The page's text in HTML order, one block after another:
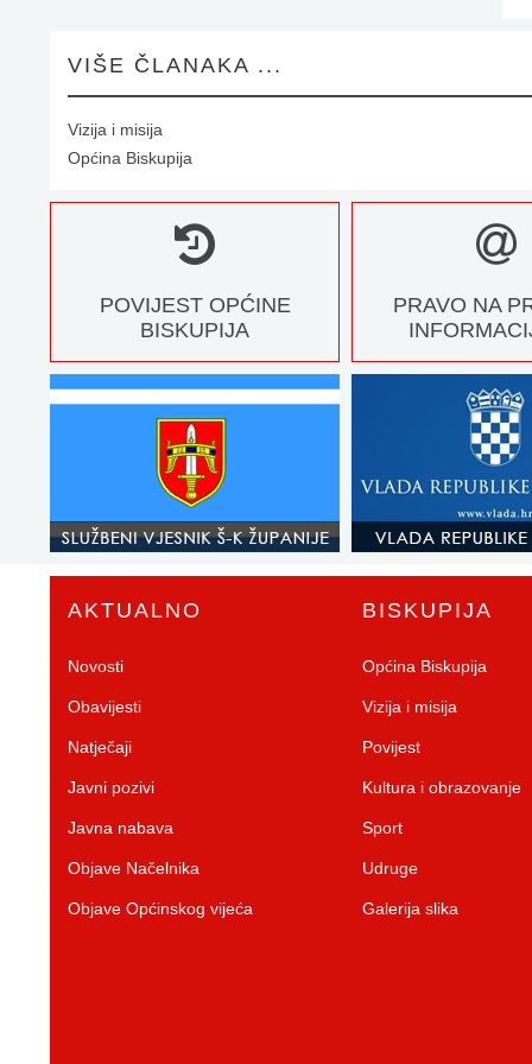
VIŠE ČLANAKA ...
Vizija i misija
Općina Biskupija
POVIJEST OPĆINE
BISKUPIJA
PRAVO NA
AKTUALNO
Novosti
Obavijesti
Natječaji
Javni pozivi
Javna nabava
Objave Načelnika
Objave Općinskog vijeća
BISKUPIJA
Općina Biskupija
Vizija i misija
Povijest
Kultura i obrazovanje
Sport
Udruge
Galerija slika